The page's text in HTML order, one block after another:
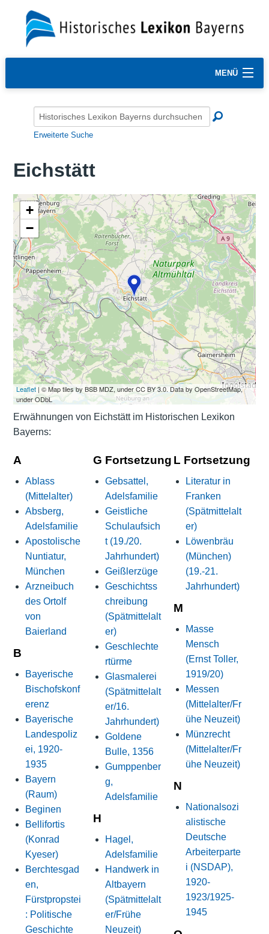
MENÜ
Erweiterte Suche
Eichstätt
+
−
Leaflet| © Map tiles by BSB MDZ, under CC BY 3.0. Data by OpenStreetMap,
under ODbL
Erwähnungen von Eichstätt im Historischen Lexikon
Bayerns:
A
Ablass
(Mittelalter)
Absberg,
Adelsfamilie
Apostolische
Nuntiatur,
München
Arzneibuch
des Ortolf
von
Baierland
B
Bayerische
Bischofskonf
erenz
Bayerische
Landespoliz
ei, 1920-
1935
Bayern
(Raum)
Beginen
Bellifortis
(Konrad
Kyeser)
Berchtesgad
en,
Fürstpropstei
: Politische
Geschichte
G Fortsetzung
Gebsattel,
Adelsfamilie
Geistliche
Schulaufsich
t (19./20.
Jahrhundert)
Geißlerzüge
Geschichtss
chreibung
(Spätmittelalt
er)
Geschlechte
rtürme
Glasmalerei
(Spätmittelalt
er/16.
Jahrhundert)
Goldene
Bulle, 1356
Gumppenber
g,
Adelsfamilie
H
Hagel,
Adelsfamilie
Handwerk in
Altbayern
(Spätmittelalt
er/Frühe
Neuzeit)
L Fortsetzung
Literatur in
Franken
(Spätmittelalt
er)
Löwenbräu
(München)
(19.-21.
Jahrhundert)
M
Masse
Mensch
(Ernst Toller,
1919/20)
Messen
(Mittelalter/Fr
ühe Neuzeit)
Münzrecht
(Mittelalter/Fr
ühe Neuzeit)
N
Nationalsozi
alistische
Deutsche
Arbeiterparte
i (NSDAP),
1920-
1923/1925-
1945